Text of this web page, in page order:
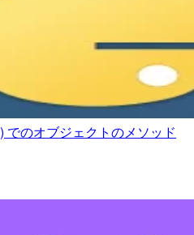
でのオブジェクトのメソッド